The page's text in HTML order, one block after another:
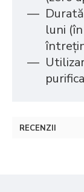
luni
RECENZII